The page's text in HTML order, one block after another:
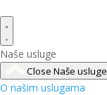
Naše usluge
Close Naše usluge
O našim uslugama